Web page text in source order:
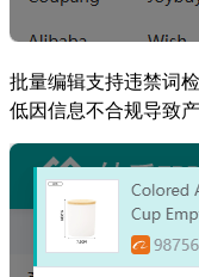
批量编辑支持违禁词
低因信息不合规导致